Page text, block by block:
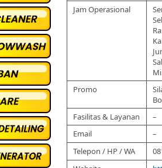
Jam Operasional
Promo
Fasilitas & Layanan
–
Email
–
Telepon / HP / WA